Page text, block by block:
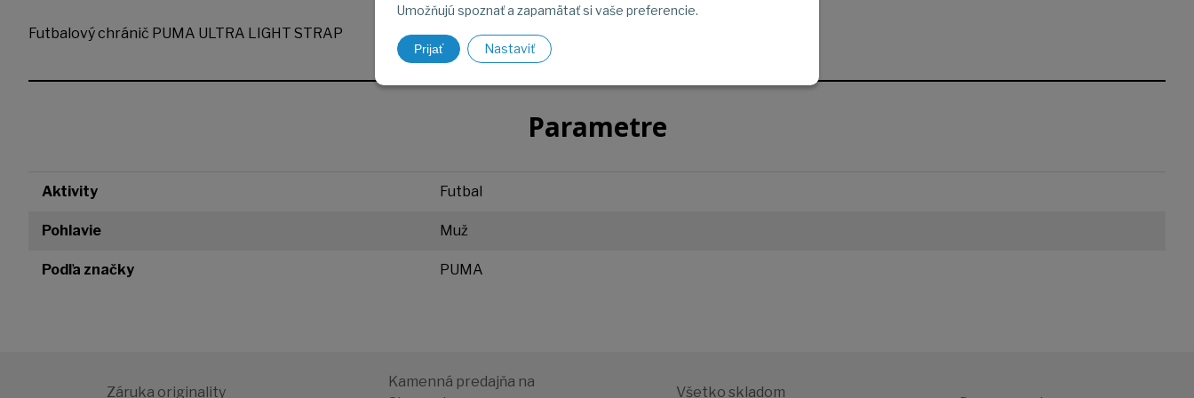
Umožňujú spoznať a zapamätať si vaše preferencie.
Prijať Nastaviť
Futbalový chránič PUMA ULTRA LIGHT STRAP
Parametre
Aktivity Futbal
Pohlavie Muž
Podľa značky PUMA
Záruka originality
Kamenná predajňa na
Všetko skladom